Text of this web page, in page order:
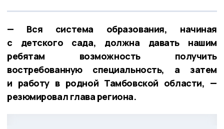
— Вся система образования, начиная
с детского сада, должна давать нашим
ребятам возможность получить
востребованную специальность, а затем
и работу в родной Тамбовской области, —
резюмировал глава региона.